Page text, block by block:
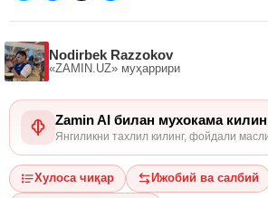
Nodirbek Razzokov
«ZAMIN.UZ» муҳаррири
Zamin AI билан мухокама
Янгиликни тахлил килинг, фойдали
Хулоса чиқар Ижобий ва салбий